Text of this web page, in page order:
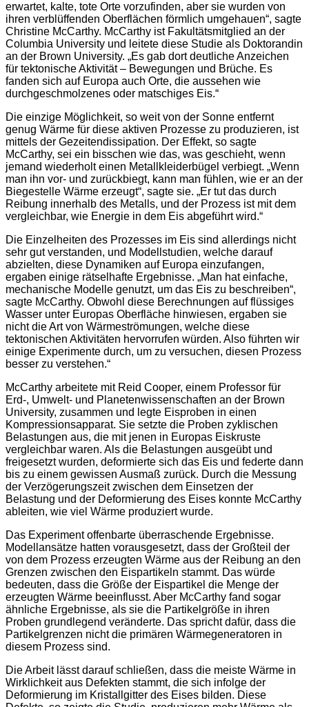
erwartet, kalte, tote Orte vorzufinden, aber sie wurden von
ihren verblüffenden Oberflächen förmlich umgehauen“, sagte
Christine McCarthy. McCarthy ist Fakultätsmitglied an der
Columbia University und leitete diese Studie als Doktorandin
an der Brown University. „Es gab dort deutliche Anzeichen
für tektonische Aktivität – Bewegungen und Brüche. Es
fanden sich auf Europa auch Orte, die aussehen wie
durchgeschmolzenes oder matschiges Eis.“
Die einzige Möglichkeit, so weit von der Sonne entfernt
genug Wärme für diese aktiven Prozesse zu produzieren, ist
mittels der Gezeitendissipation. Der Effekt, so sagte
McCarthy, sei ein bisschen wie das, was geschieht, wenn
jemand wiederholt einen Metallkleiderbügel verbiegt. „Wenn
man ihn vor- und zurückbiegt, kann man fühlen, wie er an der
Biegestelle Wärme erzeugt“, sagte sie. „Er tut das durch
Reibung innerhalb des Metalls, und der Prozess ist mit dem
vergleichbar, wie Energie in dem Eis abgeführt wird.“
Die Einzelheiten des Prozesses im Eis sind allerdings nicht
sehr gut verstanden, und Modellstudien, welche darauf
abzielten, diese Dynamiken auf Europa einzufangen,
ergaben einige rätselhafte Ergebnisse. „Man hat einfache,
mechanische Modelle genutzt, um das Eis zu beschreiben“,
sagte McCarthy. Obwohl diese Berechnungen auf flüssiges
Wasser unter Europas Oberfläche hinwiesen, ergaben sie
nicht die Art von Wärmeströmungen, welche diese
tektonischen Aktivitäten hervorrufen würden. Also führten wir
einige Experimente durch, um zu versuchen, diesen Prozess
besser zu verstehen.“
McCarthy arbeitete mit Reid Cooper, einem Professor für
Erd-, Umwelt- und Planetenwissenschaften an der Brown
University, zusammen und legte Eisproben in einen
Kompressionsapparat. Sie setzte die Proben zyklischen
Belastungen aus, die mit jenen in Europas Eiskruste
vergleichbar waren. Als die Belastungen ausgeübt und
freigesetzt wurden, deformierte sich das Eis und federte dann
bis zu einem gewissen Ausmaß zurück. Durch die Messung
der Verzögerungszeit zwischen dem Einsetzen der
Belastung und der Deformierung des Eises konnte McCarthy
ableiten, wie viel Wärme produziert wurde.
Das Experiment offenbarte überraschende Ergebnisse.
Modellansätze hatten vorausgesetzt, dass der Großteil der
von dem Prozess erzeugten Wärme aus der Reibung an den
Grenzen zwischen den Eispartikeln stammt. Das würde
bedeuten, dass die Größe der Eispartikel die Menge der
erzeugten Wärme beeinflusst. Aber McCarthy fand sogar
ähnliche Ergebnisse, als sie die Partikelgröße in ihren
Proben grundlegend veränderte. Das spricht dafür, dass die
Partikelgrenzen nicht die primären Wärmegeneratoren in
diesem Prozess sind.
Die Arbeit lässt darauf schließen, dass die meiste Wärme in
Wirklichkeit aus Defekten stammt, die sich infolge der
Deformierung im Kristallgitter des Eises bilden. Diese